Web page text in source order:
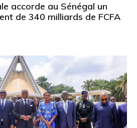
accorde au Sénégal un
de 340 milliards de FCFA